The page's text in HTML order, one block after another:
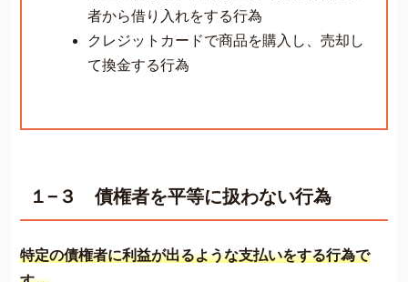
者から借り入れをする行為
クレジットカードで商品を購入し、売却し
て換金する行為
１−３ 債権者を平等に扱わない行為
特定の債権者に利益が出るような支払いをする行為で